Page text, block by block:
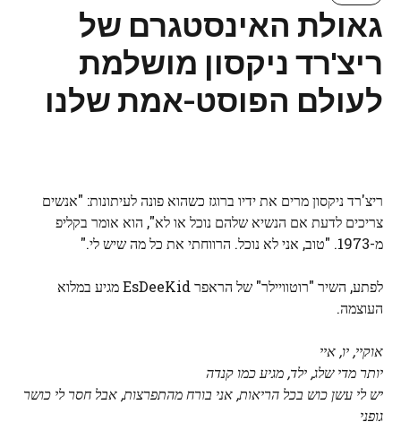
גאולת האינסטגרם של
ריצ'רד ניקסון מושלמת
לעולם הפוסט-אמת שלנו
ריצ'רד ניקסון מרים את ידיו ברוגז כשהוא פונה לעיתונות: "אנשים
צריכים לדעת אם הנשיא שלהם נוכל או לא", הוא אומר בקליפ
מ-1973. "טוב, אני לא נוכל. הרווחתי את כל מה שיש לי."
לפתע, השיר "רוטוויילר" של הראפר EsDeeKid מגיע במלוא
העוצמה.
אוקיי, יו, איי
יותר מדי שלג, ילד, מגיע כמו קנדה
יש לי עשן כוש בכל הריאות, אני בורח מהתפרצות, אבל חסר לי כושר
גופני